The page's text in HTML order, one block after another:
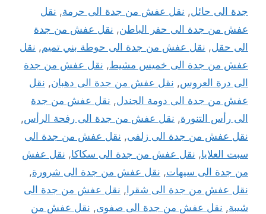
جدة الى حائل, نقل عفش من جدة الى حرمة, نقل
عفش من جدة الى حفر الباطن, نقل عفش من جدة
الى حقل, نقل عفش من جدة الى حوطة بني تميم, نقل
عفش من جدة الى خميس مشيط, نقل عفش من جدة
الى درة العروس, نقل عفش من جدة الى دهبان, نقل
عفش من جدة الى دومة الجندل, نقل عفش من جدة
الى رأس التنورة, نقل عفش من جدة الى رفحة الرأس,
نقل عفش من جدة الى زلفى, نقل عفش من جدة الى
سبت العلايا, نقل عفش من جدة الى سكاكا, نقل عفش
من جدة الى سيهات, نقل عفش من جدة الى شرورة,
نقل عفش من جدة الى شقرا, نقل عفش من جدة الى
شيبة, نقل عفش من جدة الى صفوى, نقل عفش من